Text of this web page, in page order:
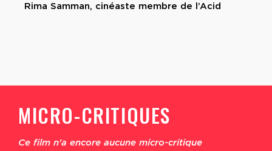
Rima Samman, cinéaste membre de l’Acid
MICRO-CRITIQUES
Ce film n'a encore aucune micro-critique